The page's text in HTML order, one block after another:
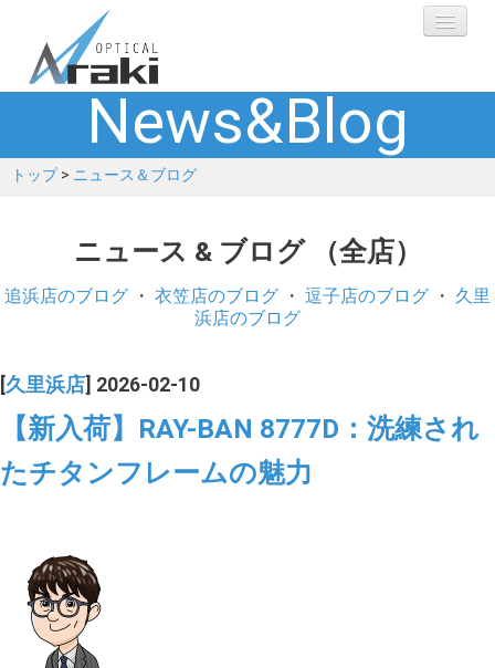
選ばれる理由
ブランド
補聴器
お客さまの声
コラム
ブログ
News&Blog
トップ> ニュース＆ブログ
ニュース & ブログ （全店）
追浜店のブログ ・ 衣笠店のブログ ・ 逗子店のブログ ・ 久里
浜店のブログ
久里浜店 ] 2026-02-10
【新入荷】RAY-BAN 8777D：洗練され
たチタンフレームの魅力